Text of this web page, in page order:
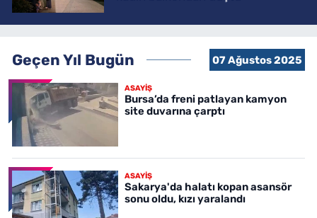
Geçen Yıl Bugün 07 Ağustos 2025
ASAYİŞ
Bursa’da freni patlayan kamyon
site duvarına çarptı
ASAYİŞ
Sakarya'da halatı kopan asansör
sonu oldu, kızı yaralandı